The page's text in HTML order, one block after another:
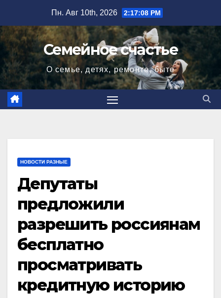
содержимому
Пн. Авг 10th, 2026 2:17:09 PM
Семейное счастье
О семье, детях, ремонте, быте
НОВОСТИ РАЗНЫЕ
Депутаты
предложили
разрешить россиянам
бесплатно
просматривать
кредитную историю